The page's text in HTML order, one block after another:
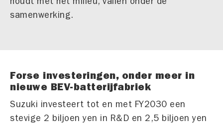
samenwerking.
Forse investeringen, onder meer in
nieuwe BEV-batterijfabriek
Suzuki investeert tot en met FY2030 een
stevige 2 biljoen yen in R&D en 2,5 biljoen yen